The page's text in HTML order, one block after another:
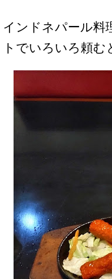
インドネパール料
トでいろいろ頼む